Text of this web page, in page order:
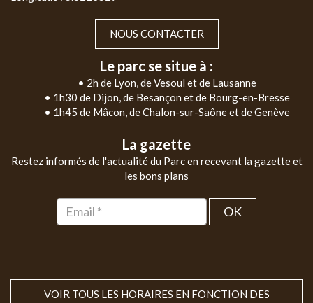
NOUS CONTACTER
Le parc se situe à :
• 2h de Lyon, de Vesoul et de Lausanne
• 1h30 de Dijon, de Besançon et de Bourg-en-Bresse
• 1h45 de Mâcon, de Chalon-sur-Saône et de Genève
La gazette
Restez informés de l'actualité du Parc en recevant la gazette et
les bons plans
OK
VOIR TOUS LES HORAIRES EN FONCTION DES